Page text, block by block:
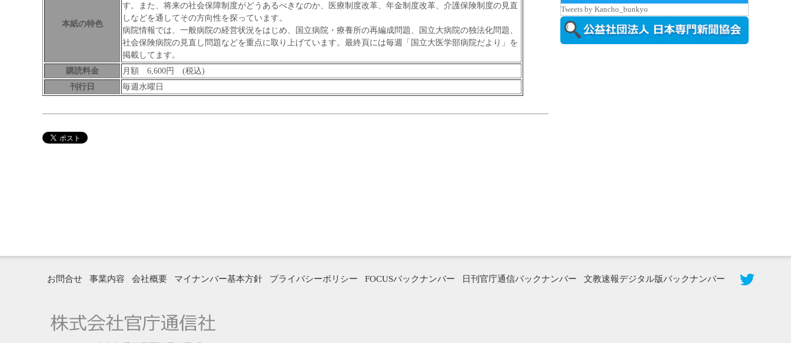
本紙の特色
す。また、将来の社会保障制度がどうあるべきなのか、医療制度改革、年金制度改革、介護保険制度の見直
しなどを通してその方向性を探っています。
病院情報では、一般病院の経営状況をはじめ、国立病院・療養所の再編成問題、国立大病院の独法化問題、
社会保険病院の見直し問題などを重点に取り上げています。最終頁には毎週「国立大医学部病院だより」を
掲載してます。
購読料金
月額 6,600円 (税込)
刊行日
毎週水曜日
Tweets by Kancho_bunkyo
お問合せ 事業内容 会社概要 マイナンバー基本方針 プライバシーポリシー FOCUSバックナンバー 日刊官庁通信バックナンバー 文教速報デジタル版バックナンバー